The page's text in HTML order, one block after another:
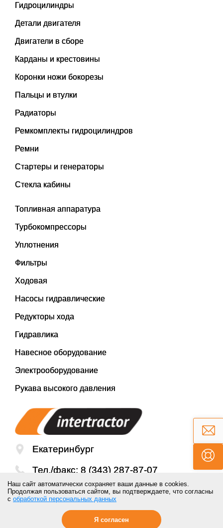
Гидроцилиндры
Детали двигателя
Двигатели в сборе
Карданы и крестовины
Коронки ножи бокорезы
Пальцы и втулки
Радиаторы
Ремкомплекты гидроцилиндров
Ремни
Стартеры и генераторы
Стекла кабины
Топливная аппаратура
Турбокомпрессоры
Уплотнения
Фильтры
Ходовая
Насосы гидравлические
Редукторы хода
Гидравлика
Навесное оборудование
Электрооборудование
Рукава высокого давления
Екатеринбург
Тел./факс: 8 (343) 287-87-07
Email:mail@inter-tractor.ru
Наш сайт автоматически сохраняет ваши данные в cookies.
Продолжая пользоваться сайтом, вы подтверждаете, что согласны
с обработкой персональных данных
Я согласен